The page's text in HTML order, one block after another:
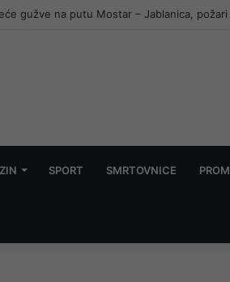
streamera: Prijenos uživo prikazivao
SPORT SMRTOVNICE